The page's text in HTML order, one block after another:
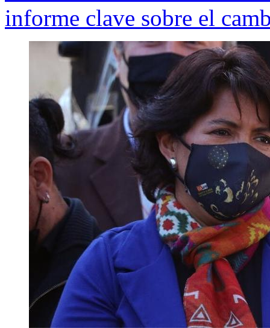
informe clave sobre el